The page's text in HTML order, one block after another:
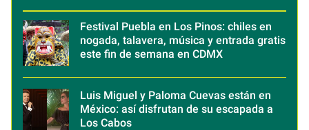
Festival Puebla en Los Pinos: chiles en
nogada, talavera, música y entrada gratis
este fin de semana en CDMX
Luis Miguel y Paloma Cuevas están en
México: así disfrutan de su escapada a
Los Cabos